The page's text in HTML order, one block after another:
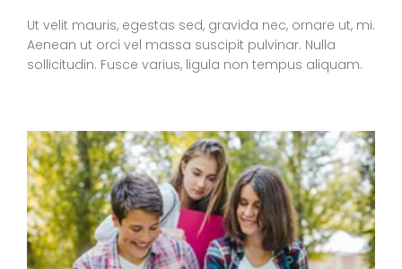
Ut velit mauris, egestas sed, gravida nec, ornare ut, mi.
Aenean ut orci vel massa suscipit pulvinar. Nulla
sollicitudin. Fusce varius, ligula non tempus aliquam.